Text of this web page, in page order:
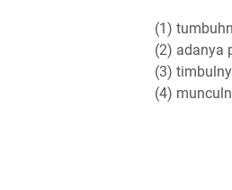
(1)
(2) adanya
(3)
(4)